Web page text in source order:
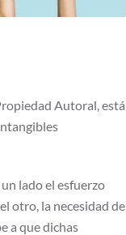
Autoral, está
lado el esfuerzo
otro, la necesidad de
a que dichas